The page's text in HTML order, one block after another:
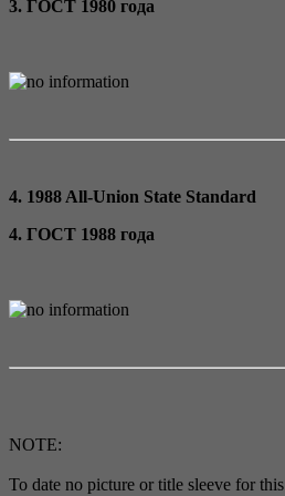
3. ГОСТ 1980 года
4. 1988 All-Union State Standard
4. ГОСТ 1988 года
NOTE:
To date no picture or title sleeve for